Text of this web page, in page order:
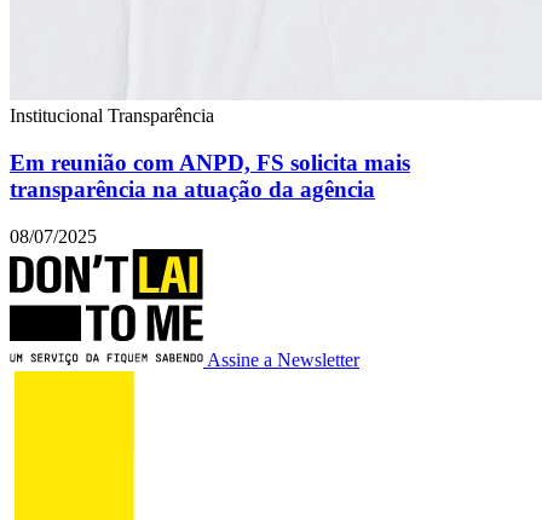
Institucional Transparência
Em reunião com ANPD, FS solicita mais
transparência na atuação da agência
08/07/2025
Assine a Newsletter